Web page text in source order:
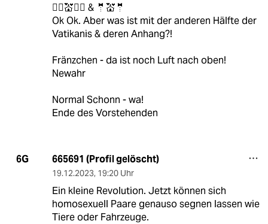
👰‍♂️💒👰‍♂️ & 🤵💒🤵
Ok Ok. Aber was ist mit der anderen Hälfte der
Vatikanis & deren Anhang?!
Fränzchen - da ist noch Luft nach oben!
Newahr
Normal Schonn - wa!
Ende des Vorstehenden
6G 665691 (Profil gelöscht)
19.12.2023, 19:20 Uhr
Ein kleine Revolution. Jetzt können sich
homosexuell Paare genauso segnen lassen wie
Tiere oder Fahrzeuge.